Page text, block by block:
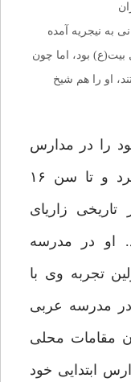
به نیجریه آمده
بیت(ع) بود، اما چون‌
او را هم شیخ
را در مدارس‌
سنتی‌ قرآنی‌ و اسلامی آغاز کرد و تا سن ۱۶
زاریای‌
او در مدرسه
تجربه‌ وی با
آموزش رسمی در سال ۱۹۶۹ در مدرسه عربی
مقامات‌ محلی
ابتدایی خود